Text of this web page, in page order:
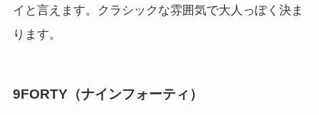
イと言えます。クラシックな雰囲気で大人っぽく決ま
ります。
9FORTY（ナインフォーティ）